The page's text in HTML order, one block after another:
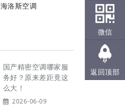
海洛斯空调
国产精密空调哪家服
务好？原来差距竟这
么大！
2026-06-09
微信
返回顶部